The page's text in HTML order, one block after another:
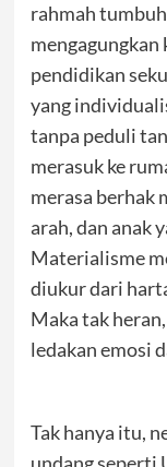
rahmah
mengagungkan
pendidikan
yang
tanpa peduli
merasuk ke
merasa berhak
arah, dan anak
Materialisme
diukur dari
Maka tak
ledakan emosi
Tak hanya itu,